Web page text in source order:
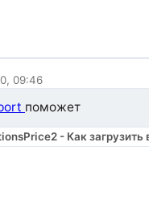
09:46
поможет
- Как